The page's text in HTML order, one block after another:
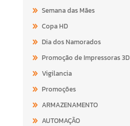
Semana das Mães
Copa HD
Dia dos Namorados
Promoção de Impressoras 3D
Vigilancia
Promoções
ARMAZENAMENTO
AUTOMAÇÃO